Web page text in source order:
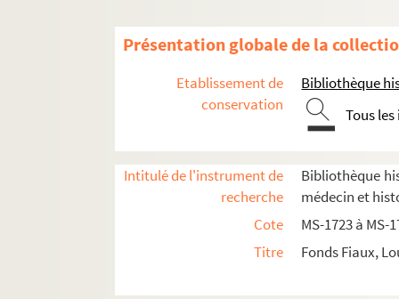
Présentation globale de la
Etablissement de
conservation
Bibliothèque
Tous
Intitulé de l'instrument de
recherche
Bibliothèque
médecin et
Cote
MS-1723 à MS-
Titre
Fonds Fiaux,
Auteurs du XVIIIe siècle
8-MS-1738. Notes sur la Corse
8-MS-1739. Notes pour
8-MS-1740. Babeuf
Papiers sur la Révolution française